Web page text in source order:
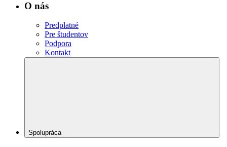
O nás
Predplatné
Pre študentov
Podpora
Kontakt
Spolupráca